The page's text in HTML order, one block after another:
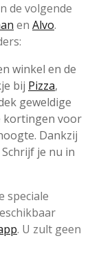
de volgende
en Alvo.
winkel en de
bij Pizza,
geweldige
kortingen voor
Dankzij
je nu in
speciale
. U zult geen